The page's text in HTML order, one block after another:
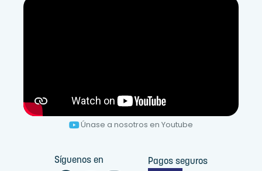
Únase a nosotros en Youtube
Síguenos en Pagos seguros